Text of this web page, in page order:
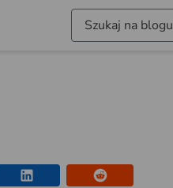
Szukaj na blogu